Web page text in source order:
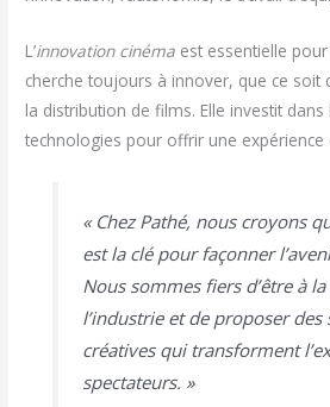
L’innovation cinéma est essentielle pour
cherche toujours à innover, que ce soit
la distribution de films. Elle investit
technologies pour offrir une expérience
« Chez Pathé, nous croyons
est la clé pour façonner
Nous sommes fiers d’être à
l’industrie et de proposer des
créatives qui transforment
spectateurs. »